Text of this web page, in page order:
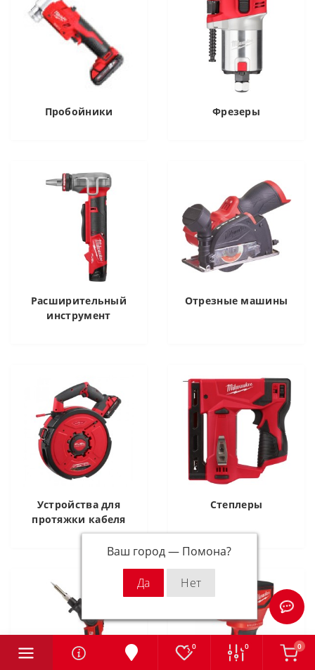
Ваш город — Помона?
0 0 0
Пробойники Фрезеры
Расширительный
инструмент
Отрезные машины
Устройства для
протяжки кабеля
Степлеры